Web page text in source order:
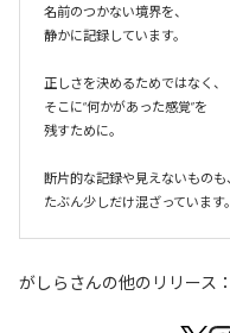
名前のつかない境界を、
静かに記録しています。
正しさを決めるためではなく、
そこに“何かがあった感覚”を
残すために。
断片的な記録や見えないものも
たぶん少しだけ混ざっています。
がしらさんの他のリリース：